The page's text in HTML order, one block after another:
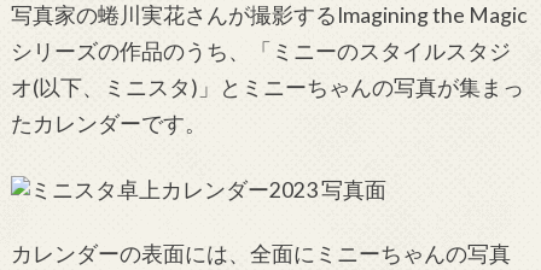
写真家の蜷川実花さんが撮影するImagining the Magic
シリーズの作品のうち、「ミニーのスタイルスタジ
オ(以下、ミニスタ)」とミニーちゃんの写真が集まっ
たカレンダーです。
カレンダーの表面には、全面にミニーちゃんの写真